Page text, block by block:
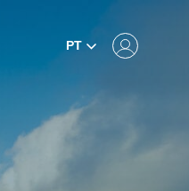
PT